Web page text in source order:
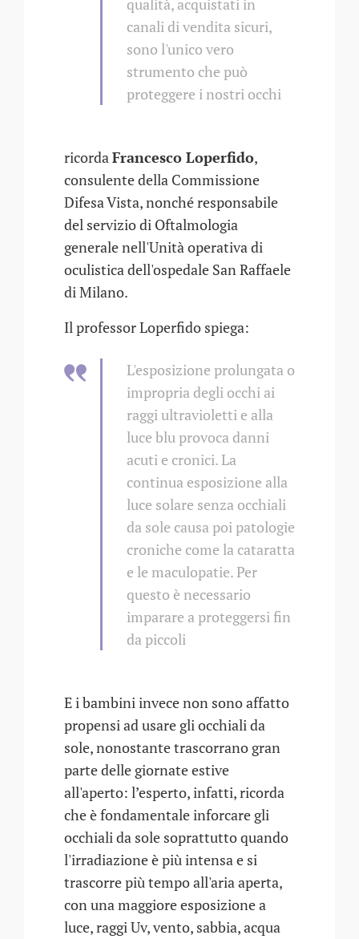
qualità, acquistati in
canali di vendita sicuri,
sono l'unico vero
strumento che può
proteggere i nostri occhi
ricordaFrancesco Loperfido,
consulente della Commissione
Difesa Vista, nonché responsabile
del servizio di Oftalmologia
generale nell'Unità operativa di
oculistica dell'ospedale San Raffaele
di Milano.
Il professor Loperfido spiega:
L'esposizione prolungata o
impropria degli occhi ai
raggi ultravioletti e alla
luce blu provoca danni
acuti e cronici. La
continua esposizione alla
luce solare senza occhiali
da sole causa poi patologie
croniche come la cataratta
e le maculopatie. Per
questo è necessario
imparare a proteggersi fin
da piccoli
E i bambini invece non sono affatto
propensi ad usare gli occhiali da
sole, nonostante trascorrano gran
parte delle giornate estive
all'aperto: l’esperto, infatti, ricorda
che è fondamentale inforcare gli
occhiali da sole soprattutto quando
l'irradiazione è più intensa e si
trascorre più tempo all'aria aperta,
con una maggiore esposizione a
luce, raggi Uv, vento, sabbia, acqua